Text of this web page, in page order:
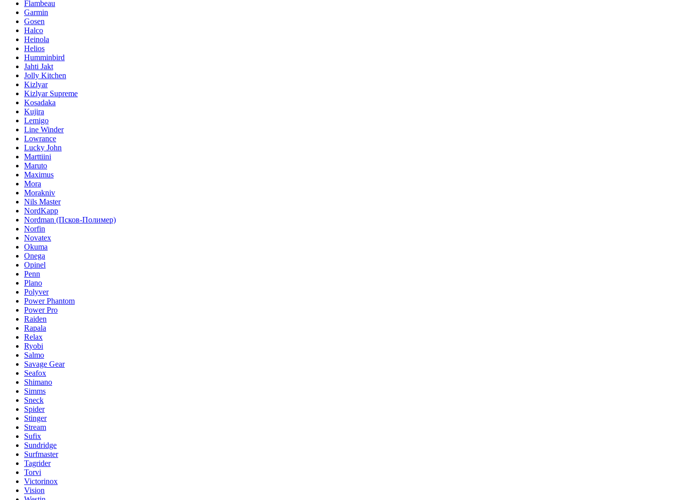
Flambeau
Garmin
Gosen
Halco
Heinola
Helios
Humminbird
Jahti Jakt
Jolly Kitchen
Kizlyar
Kizlyar Supreme
Kosadaka
Kujira
Lemigo
Line Winder
Lowrance
Lucky John
Marttiini
Maruto
Maximus
Mora
Morakniv
Nils Master
NordKapp
Nordman (Псков-Полимер)
Norfin
Novatex
Okuma
Onega
Opinel
Penn
Plano
Polyver
Power Phantom
Power Pro
Raiden
Rapala
Relax
Ryobi
Salmo
Savage Gear
Seafox
Shimano
Simms
Sneck
Spider
Stinger
Stream
Sufix
Sundridge
Surfmaster
Tagrider
Torvi
Victorinox
Vision